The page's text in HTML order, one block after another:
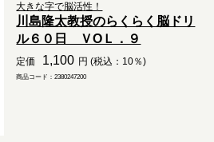
大きな字で脳活性！
川島隆太教授のらくらく脳ドリ
ル６０日 ＶОＬ．９
定価 1,100 円 (税込：10％)
商品コード：2380247200